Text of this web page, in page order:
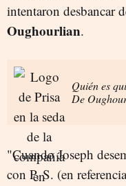
intentaron desbancar
Oughourlian.
Quién es
De
"Cuando Joseph
con P. S. (en